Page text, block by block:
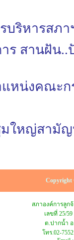
ริหารสภา
ร สานฝัน
หน่งคณะก
ใหญ่สามัญ
Copyright
สภาองค์การลูก
เลขที่ 25/
ต.ปากน้ำ อ
โทร.02-